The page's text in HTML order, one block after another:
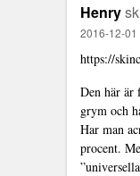
Henry
2016-12-01
https://
Den här är
grym och
Har man
procent.